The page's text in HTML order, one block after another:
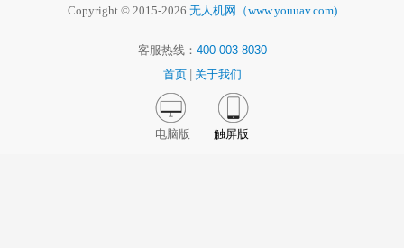
Copyright © 2015-2026 无人机网（www.youuav.com)
客服热线： 400-003-8030
首页
关于我们
电脑版 触屏版